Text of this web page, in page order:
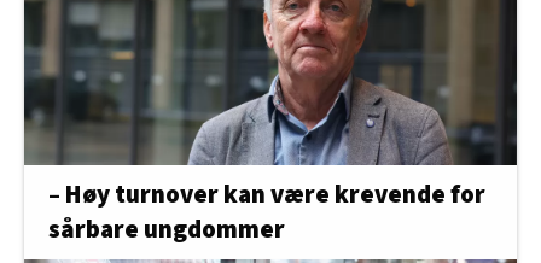
– Høy turnover kan være krevende for
sårbare ungdommer